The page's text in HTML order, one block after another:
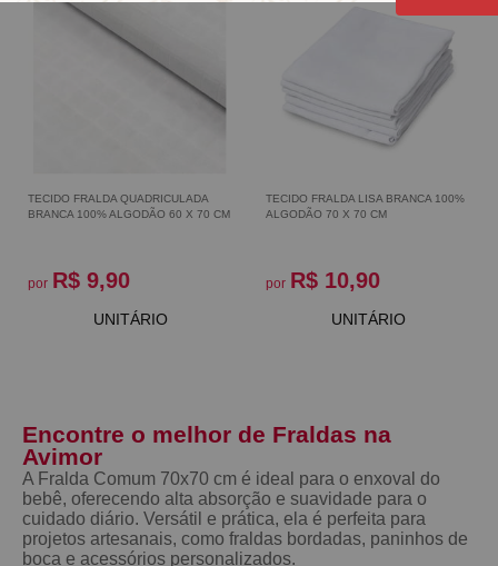
TECIDO FRALDA QUADRICULADA
BRANCA 100% ALGODÃO 60 X 70 CM
por R$ 9,90
UNITÁRIO
TECIDO FRALDA LISA BRANCA 100%
ALGODÃO 70 X 70 CM
por R$ 10,90
UNITÁRIO
Encontre o melhor de Fraldas na
Avimor
A Fralda Comum 70x70 cm é ideal para o enxoval do
bebê, oferecendo alta absorção e suavidade para o
cuidado diário. Versátil e prática, ela é perfeita para
projetos artesanais, como fraldas bordadas, paninhos de
boca e acessórios personalizados.